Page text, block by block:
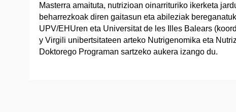
Masterra amaituta, nutrizioan oinarrituriko ikerketa
beharrezkoak diren gaitasun eta abileziak
UPV/EHUren eta Universitat de les Illes Balears
y Virgili unibertsitateen arteko Nutrigenomika eta
Doktorego Programan sartzeko aukera izango du.